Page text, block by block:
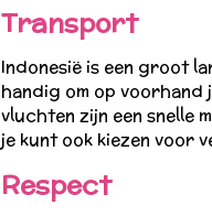
Transport
Indonesië is een groot
handig om op voorhand
vluchten zijn een snelle
je kunt ook kiezen voor
Respect